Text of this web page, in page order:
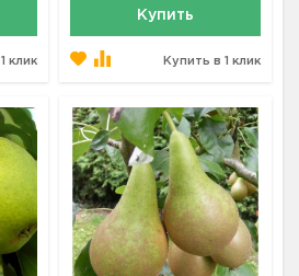
клик
Купить
Купить в 1 клик